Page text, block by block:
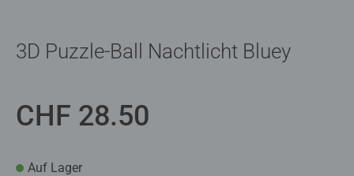
3D Puzzle-Ball Nachtlicht Bluey
CHF 28.50
Auf Lager